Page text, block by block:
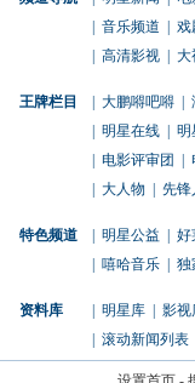
音乐频道 戏
高清影视 大
王牌栏目 大鹏嘚吧嘚
明星在线
明
电影评审团
大人物 先锋
特色频道 明星公益 好
嘻哈音乐 独
资料库 明星库 影视
滚动新闻列表